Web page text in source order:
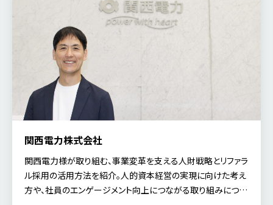
関西電力株式会社
関西電力様が取り組む、事業変革を支える人財戦略とリファラ
ル採用の活用方法を紹介。人的資本経営の実現に向けた考え
方や、社員のエンゲージメント向上につながる取り組みについ